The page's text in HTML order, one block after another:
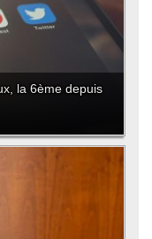
la 6ème depuis